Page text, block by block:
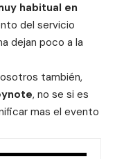
habitual en
del servicio
dejan poco a la
también,
, no se si es
mas el evento